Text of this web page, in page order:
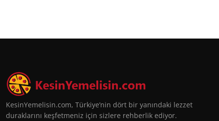
KesinYemelisin.com, Türkiye’nin dört bir yanındaki lezzet
duraklarını keşfetmeniz için sizlere rehberlik ediyor.